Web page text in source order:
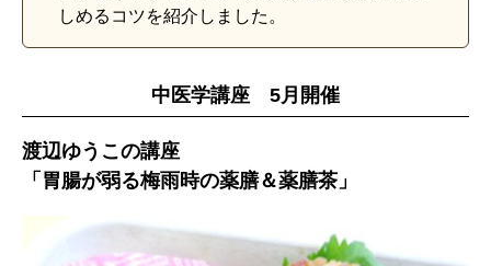
しめるコツを紹介しました。
中医学講座 5月開催
渡辺ゆうこの講座
「胃腸が弱る梅雨時の薬膳＆薬膳茶」